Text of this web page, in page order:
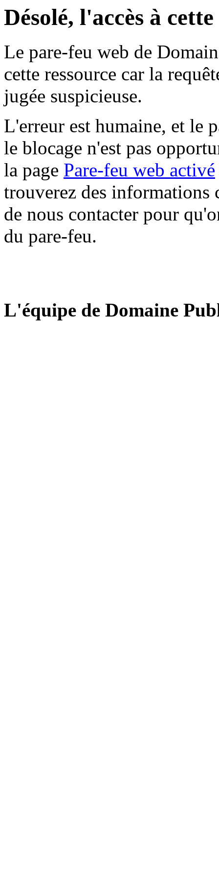
Désolé, l'accès à
Le pare-feu web de
cette ressource car la
jugée suspicieuse.
L'erreur est humaine, et le
le blocage n'est pas
la page Pare-feu web activé
trouverez des informations
de nous contacter pour
du pare-feu.
L'équipe de Domaine